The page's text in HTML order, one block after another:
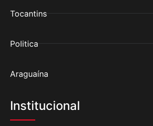
Tocantins
Politica
Araguaína
Institucional